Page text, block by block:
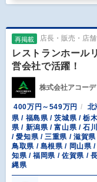
再掲載 店長・販売・店
レストランホール
営会社で活躍！
株式会社アコー
400万円～549万円
北
県 / 福島県 / 茨城県 / 栃
県 / 新潟県 / 富山県 / 石
/ 愛知県 / 三重県 / 滋賀
鳥取県 / 島根県 / 岡山県
知県 / 福岡県 / 佐賀県 /
縄県